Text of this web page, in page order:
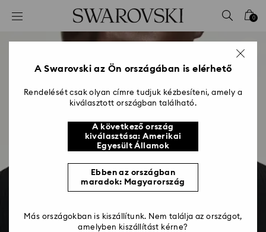
Hozzáférési-kulcs lista
2 - Lábléc
0
A Swarovski az Ön országában is elérhető
Rendelését csak olyan címre tudjuk kézbesíteni, amely a
kiválasztott országban található.
A következő ország
kiválasztása: Amerikai
Egyesült Államok
Ebben az országban
maradok: Magyarország
Más országokban is kiszállítunk. Nem találja az országot,
amelyben kiszállítást kérne?